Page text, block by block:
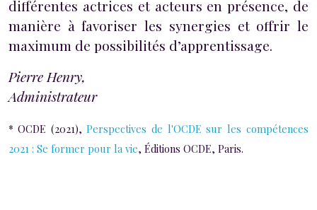
différentes actrices et acteurs en présence, de
manière à favoriser les synergies et offrir le
maximum de possibilités d’apprentissage.
Pierre Henry,
Administrateur
* OCDE (2021), Perspectives de l'OCDE sur les compétences
2021 : Se former pour la vie, Éditions OCDE, Paris.